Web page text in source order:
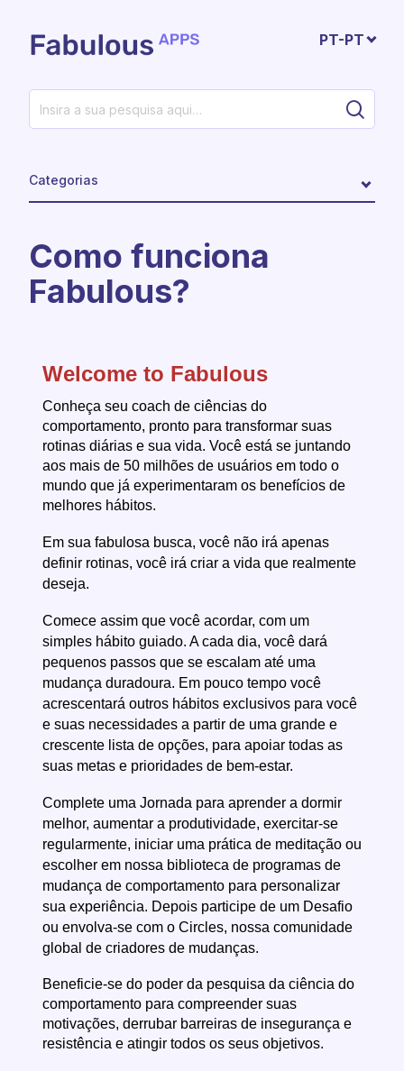
PT-PT
Categorias
Como funciona
Fabulous?
Welcome to Fabulous
Conheça seu coach de ciências do
comportamento, pronto para transformar suas
rotinas diárias e sua vida. Você está se juntando
aos mais de 50 milhões de usuários em todo o
mundo que já experimentaram os benefícios de
melhores hábitos.
Em sua fabulosa busca, você não irá apenas
definir rotinas, você irá criar a vida que realmente
deseja.
Comece assim que você acordar, com um
simples hábito guiado. A cada dia, você dará
pequenos passos que se escalam até uma
mudança duradoura. Em pouco tempo você
acrescentará outros hábitos exclusivos para você
e suas necessidades a partir de uma grande e
crescente lista de opções, para apoiar todas as
suas metas e prioridades de bem-estar.
Complete uma Jornada para aprender a dormir
melhor, aumentar a produtividade, exercitar-se
regularmente, iniciar uma prática de meditação ou
escolher em nossa biblioteca de programas de
mudança de comportamento para personalizar
sua experiência. Depois participe de um Desafio
ou envolva-se com o Circles, nossa comunidade
global de criadores de mudanças.
Beneficie-se do poder da pesquisa da ciência do
comportamento para compreender suas
motivações, derrubar barreiras de insegurança e
resistência e atingir todos os seus objetivos.